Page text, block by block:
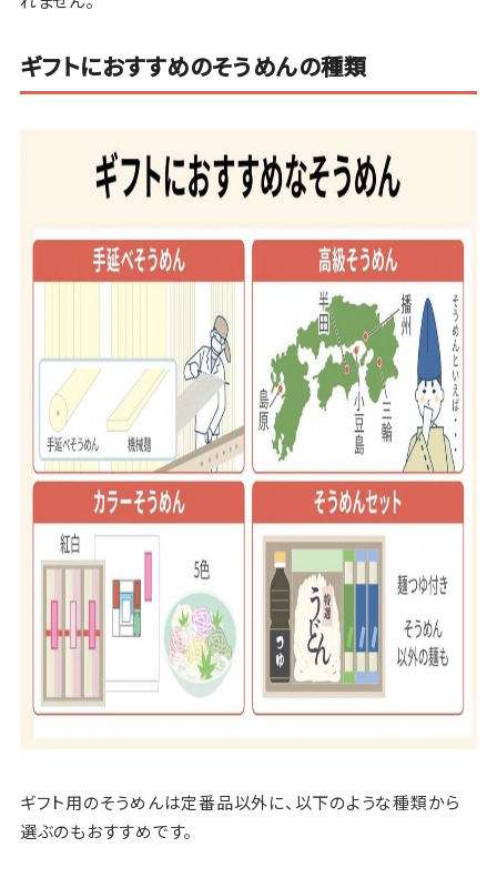
ギフトにおすすめのそうめんの種類
ギフト用のそうめんは定番品以外に、以下のような種類から
選ぶのもおすすめです。